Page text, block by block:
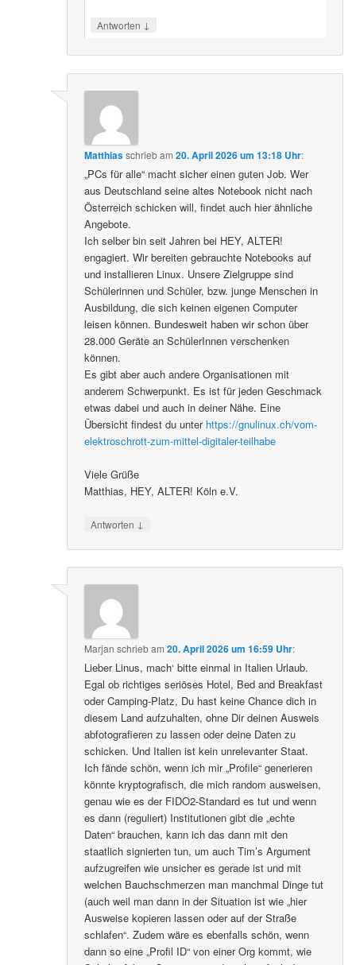
Antworten ↓
Matthiasschriebam20. April 2026 um 13:18 Uhr:
„PCs für alle“ macht sicher einen guten Job. Wer
aus Deutschland seine altes Notebook nicht nach
Österreich schicken will, findet auch hier ähnliche
Angebote.
Ich selber bin seit Jahren bei HEY, ALTER!
engagiert. Wir bereiten gebrauchte Notebooks auf
und installieren Linux. Unsere Zielgruppe sind
Schülerinnen und Schüler, bzw. junge Menschen in
Ausbildung, die sich keinen eigenen Computer
leisen können. Bundesweit haben wir schon über
28.000 Geräte an SchülerInnen verschenken
können.
Es gibt aber auch andere Organisationen mit
anderem Schwerpunkt. Es ist für jeden Geschmack
etwas dabei und auch in deiner Nähe. Eine
Übersicht findest du unter https://gnulinux.ch/vom-
elektroschrott-zum-mittel-digitaler-teilhabe
Viele Grüße
Matthias, HEY, ALTER! Köln e.V.
Antworten ↓
Marjan schriebam20. April 2026 um 16:59 Uhr:
Lieber Linus, mach‘ bitte einmal in Italien Urlaub.
Egal ob richtiges seriöses Hotel, Bed and Breakfast
oder Camping-Platz, Du hast keine Chance dich in
diesem Land aufzuhalten, ohne Dir deinen Ausweis
abfotografieren zu lassen oder deine Daten zu
schicken. Und Italien ist kein unrelevanter Staat.
Ich fände schön, wenn ich mir „Profile“ generieren
könnte kryptografisch, die mich random ausweisen,
genau wie es der FIDO2-Standard es tut und wenn
es dann (reguliert) Institutionen gibt die „echte
Daten“ brauchen, kann ich das dann mit den
staatlich signierten tun, um auch Tim’s Argument
aufzugreifen wie unsicher es gerade ist und mit
welchen Bauchschmerzen man manchmal Dinge tut
(auch weil man dann in der Situation ist wie „hier
Ausweise kopieren lassen oder auf der Straße
schlafen“. Zudem wäre es ebenfalls schön, wenn
dann so eine „Profil ID“ von einer Org kommt, wie